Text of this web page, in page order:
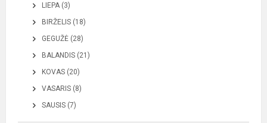
LIEPA (3)
BIRŽELIS (18)
GEGUŽĖ (28)
BALANDIS (21)
KOVAS (20)
VASARIS (8)
SAUSIS (7)